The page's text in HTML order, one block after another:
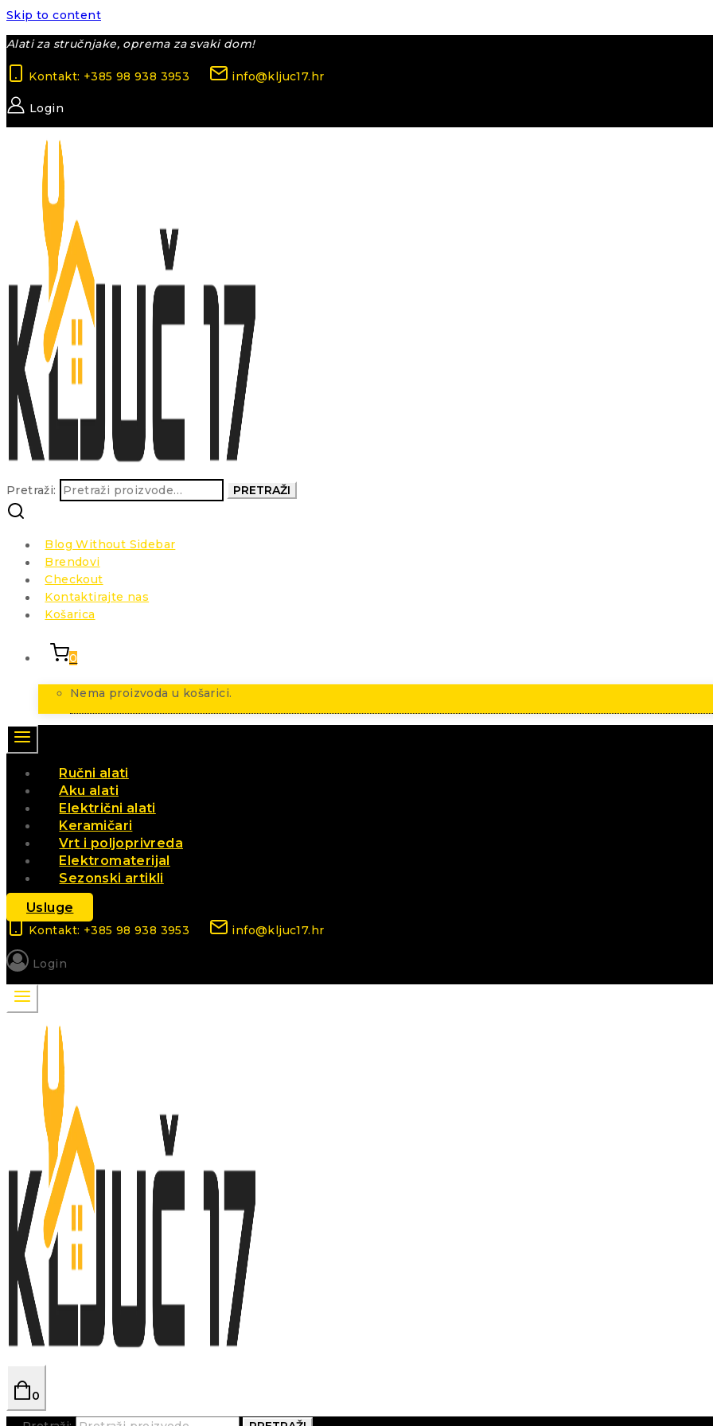
Skip to content
Alati za stručnjake, oprema za svaki dom!
Kontakt: +385 98 938 3953 info@kljuc17.hr
Login
Pretraži: PRETRAŽI
Blog Without Sidebar
Brendovi
Checkout
Kontaktirajte nas
Košarica
0
Nema proizvoda u košarici.
Ručni alati
Aku alati
Električni alati
Keramičari
Vrt i poljoprivreda
Elektromaterijal
Sezonski artikli
Usluge
Kontakt: +385 98 938 3953 info@kljuc17.hr
Login
0